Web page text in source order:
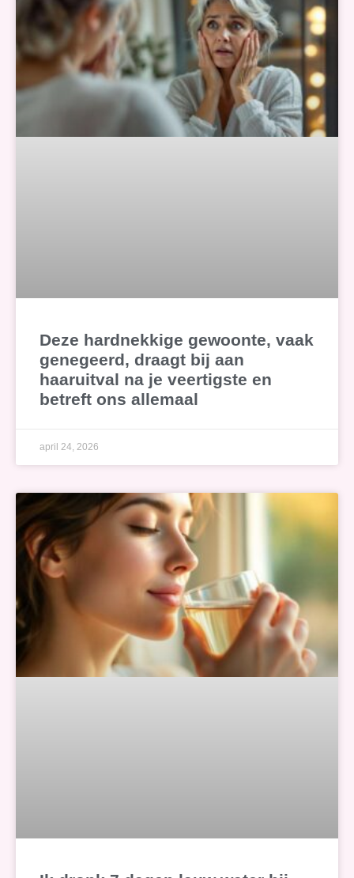
Deze hardnekkige gewoonte, vaak
genegeerd, draagt bij aan
haaruitval na je veertigste en
betreft ons allemaal
april 24, 2026